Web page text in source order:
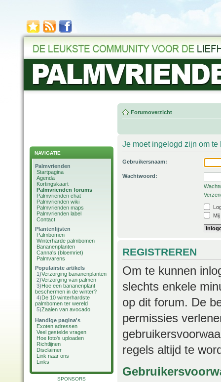
NAVIGATIE
Palmvrienden
Startpagina
Agenda
Kortingskaart
Palmvrienden forums
Palmvrienden chat
Palmvrienden wiki
Palmvrienden maps
Palmvrienden label
Contact
Plantenlijsten
Palmbomen
Winterharde palmbomen
Bananenplanten
Canna's (bloemriet)
Palmvarens
Populairste artikels
1)Verzorging bananenplanten
2)Verzorging van palmen
3)Hoe een bananenplant
beschermen in de winter?
4)De 10 winterhardste
palmbomen ter wereld
5)Zaaien van avocado
Handige pagina's
Exoten adressen
Veel gestelde vragen
Hoe foto's uploaden
Richtlijnen
Disclaimer
Link naar ons
Links
SPONSORS
Forumoverzicht
Je moet ingelogd zijn om
Gebruikersnaam:
Wachtwoord:
REGISTREREN
Om te kunnen
slechts enkele
op dit forum. De
permissies
regels altijd te